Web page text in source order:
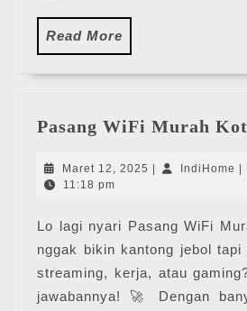
Read More
More
Pasang WiFi Murah
Maret 12, 2025 Maret
| IndiHome |
11:18 pm
Lo lagi nyari Pasang WiFi
nggak bikin kantong jebol tapi
streaming, kerja, atau
jawabannya! 🚀 Dengan